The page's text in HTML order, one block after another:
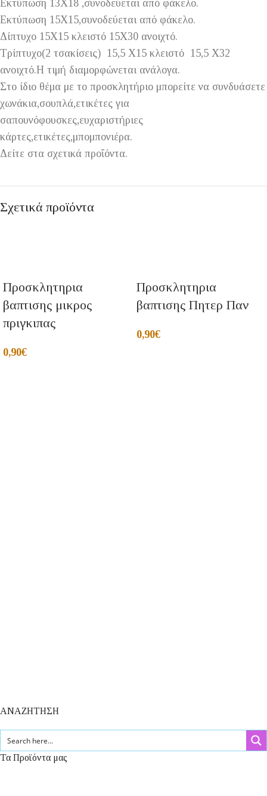
Εκτύπωση 13Χ18 ,συνοδεύεται από φάκελο.
Εκτύπωση 15Χ15,συνοδεύεται από φάκελο.
Δίπτυχο 15Χ15 κλειστό 15Χ30 ανοιχτό.
Τρίπτυχο(2 τσακίσεις) 15,5 Χ15 κλειστό 15,5 Χ32
ανοιχτό.Η τιμή διαμορφώνεται ανάλογα.
Στο ίδιο θέμα με το προσκλητήριο μπορείτε να συνδυάσετε
χωνάκια,σουπλά,ετικέτες για
σαπουνόφουσκες,ευχαριστήριες
κάρτες,ετικέτες,μπομπονιέρα.
Δείτε στα σχετικά προΐόντα.
Σχετικά προϊόντα
Προσκλητηρια
βαπτισης μικρος
πριγκιπας
0,90€
Προσκλητηρια
βαπτισης Πητερ Παν
0,90€
ΑΝΑΖΗΤΗΣΗ
Τα Προϊόντα μας